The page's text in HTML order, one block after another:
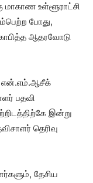
மாகாண உள்ளூராட்சி
போது,
ஆதரவோடு
என்.எம்.ஆசீக்
பதவி
இன்று
தெரிவு
தேசிய